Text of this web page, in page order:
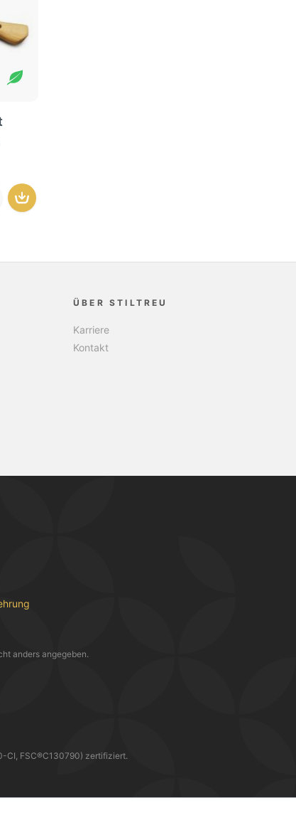
ÜBER STILTREU
Karriere
Kontakt
anders angegeben.
CI, FSC®C130790) zertifiziert.
LIEFERN DIR DEINE BESTELLUNG MIT